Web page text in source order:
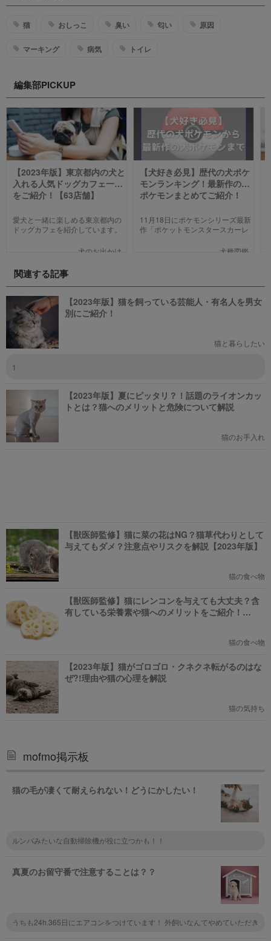
猫 おしっこ 臭い 匂い 原因
マーキング 病気 トイレ
編集部PICKUP
【2023年版】東京都内の犬と
入れる人気ドッグカフェ一覧
をご紹介！【63店舗】
愛犬と一緒に楽しめる東京都内の
ドッグカフェを紹介しています。
のついでに立ち寄るのにピッタリ
訪れたくなる魅力的で新しいカフ
ェで愛犬と一緒にまったり過ごし
ましょう！
犬のお出かけ
【犬好き必見】歴代の犬ポケ
モンランキング！最新作の犬
ポケモンまとめてご紹介！
11月18日にポケモンシリーズ最新
作「ポケットモンスタースカーレ
オレット」が世界同時発売しまし
った方も、可愛くてかっこいい犬
モチーフのポケモンにメロメロに
なっちゃうかも。
犬種図鑑
関連する記事
【2023年版】猫を飼っている芸能人・有名人を男女
別にご紹介！
猫と暮らしたい
1
【2023年版】夏にピッタリ？！話題のライオンカッ
トとは？猫へのメリットと危険について解説
猫のお手入れ
【獣医師監修】猫に菜の花はNG？猫草代わりとして
与えてもダメ？注意点やリスクを解説【2023年版】
猫の食べ物
【獣医師監修】猫にレンコンを与えても大丈夫？含
有している栄養素や猫へのメリットをご紹介！
猫の食べ物
【2023年版】猫がゴロゴロ・クネクネ転がるのはな
ぜ?!理由や猫の心理を解説
猫の気持ち
mofmo掲示板
猫の毛が凄くて耐えられない！どうにかしたい！
ルンバみたいな自動掃除機が役に立つかも！！
真夏のお留守番で注意することは？？
うちも24h.365日にエアコンをつけています！ 外飼いなんてやめていただき